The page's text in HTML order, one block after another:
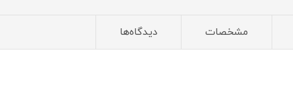
مشخصات دیدگاه‌ها